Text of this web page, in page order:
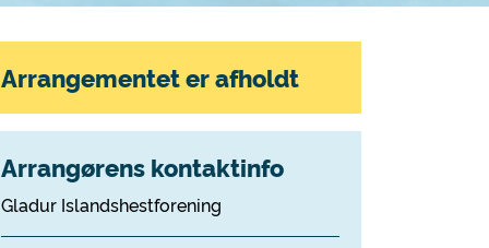
Arrangementet er afholdt
Arrangørens kontaktinfo
Gladur Islandshestforening